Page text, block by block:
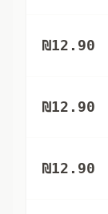
₪12.90
₪12.90
₪12.90